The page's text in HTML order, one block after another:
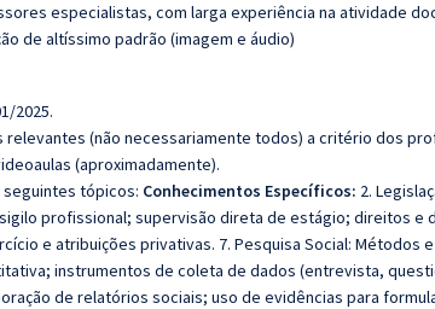
especialistas, com larga experiência na atividade
de altíssimo padrão (imagem e áudio)
2025.
relevantes (não necessariamente todos) a critério dos
(aproximadamente).
seguintes tópicos: Conhecimentos Específicos: 2.
sigilo profissional; supervisão direta de estágio; direitos
e atribuições privativas. 7. Pesquisa Social: Métodos
instrumentos de coleta de dados (entrevista,
de relatórios sociais; uso de evidências para